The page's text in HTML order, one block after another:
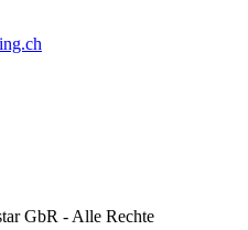
GbR - Alle Rechte